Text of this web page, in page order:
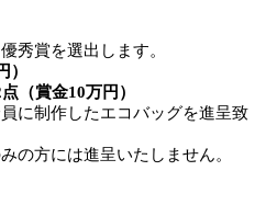
秀賞を選出します。
）
（賞金10万円）
に制作したエコバッグを進呈致
方には進呈いたしません。